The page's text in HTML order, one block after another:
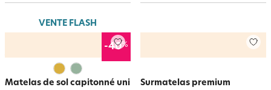
VENTE FLASH
-40%
Matelas de sol capitonné uni
Surmatelas premium